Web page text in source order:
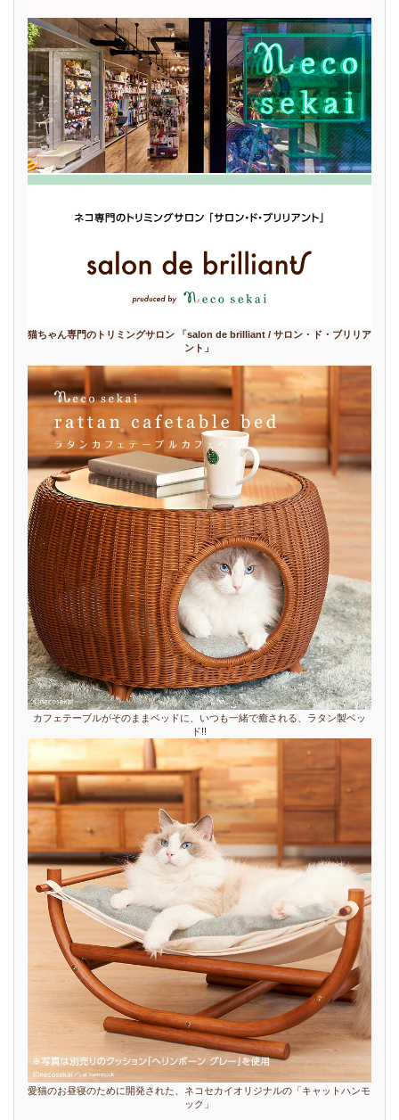
猫ちゃん専門のトリミングサロン 「salon de brilliant / サロン・ド・ブリリア
ント」
カフェテーブルがそのままベッドに、いつも一緒で癒される、ラタン製ベッ
ド!!
愛猫のお昼寝のために開発された、ネコセカイオリジナルの「キャットハンモ
ック」